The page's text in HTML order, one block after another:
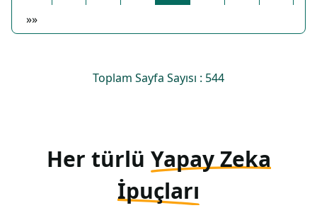
»»
Toplam Sayfa Sayısı : 544
Her türlü Yapay Zeka
İpuçları